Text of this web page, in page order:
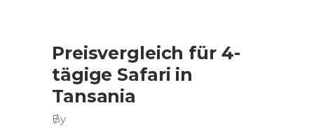
Preisvergleich für 4-
tägige Safari in
Tansania
By